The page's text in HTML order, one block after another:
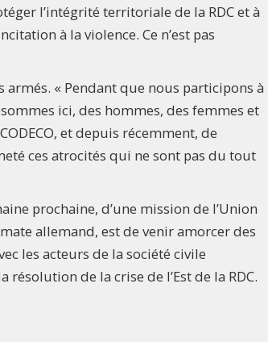
l’intégrité territoriale de la RDC et à
à la violence. Ce n’est pas
« Pendant que nous participons à
ici, des hommes, des femmes et
et depuis récemment, de
ces atrocités qui ne sont pas du tout
prochaine, d’une mission de l’Union
allemand, est de venir amorcer des
les acteurs de la société civile
de la crise de l’Est de la RDC.